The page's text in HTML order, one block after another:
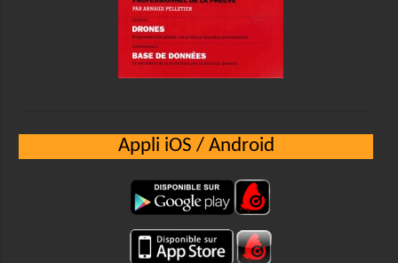
Appli iOS / Android